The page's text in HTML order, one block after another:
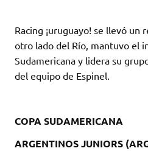
Racing ¡uruguayo! se llevó un
otro lado del Río, mantuvo el
Sudamericana y lidera su
del equipo de Espinel.
COPA SUDAMERICANA
ARGENTINOS JUNIORS